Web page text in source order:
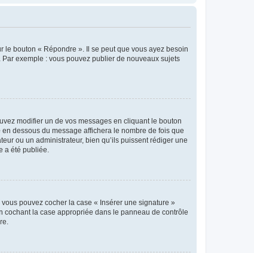
bouton « Répondre ». Il se peut que vous ayez besoin
exemple : vous pouvez publier de nouveaux sujets
modifier un de vos messages en cliquant le bouton
dessous du message affichera le nombre de fois que
ou un administrateur, bien qu’ils puissent rédiger une
a été publiée.
pouvez cocher la case « Insérer une signature »
cochant la case appropriée dans le panneau de contrôle